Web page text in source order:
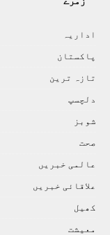
اداريہ
پاکستان
تازہ ترين
دلچسپ
شوبز
صحت
عالمی خبريں
علاقائی خبريں
کھيل
معيشت